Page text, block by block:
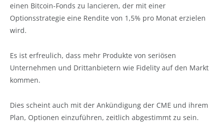
einen Bitcoin-Fonds zu lancieren, der mit einer
Optionsstrategie eine Rendite von 1,5% pro Monat erzielen
wird.
Es ist erfreulich, dass mehr Produkte von seriösen
Unternehmen und Drittanbietern wie Fidelity auf den Markt
kommen.
Dies scheint auch mit der Ankündigung der CME und ihrem
Plan, Optionen einzuführen, zeitlich abgestimmt zu sein.